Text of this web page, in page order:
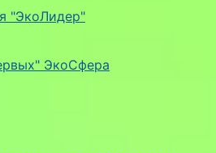
"ЭкоЛидер"
ЭкоСфера